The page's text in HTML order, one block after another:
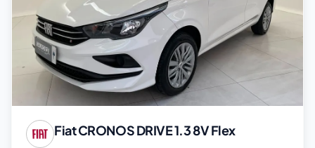
FiatCRONOS DRIVE 1.3 8V Flex